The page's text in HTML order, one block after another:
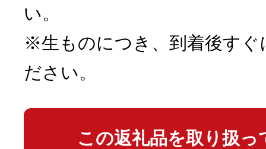
い。
※生ものにつき、到着後すぐ
ださい。
この返礼品を取り扱っ